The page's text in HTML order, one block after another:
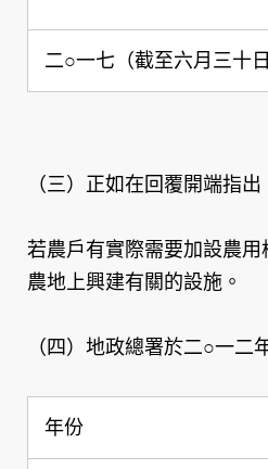
二○一七（截至六月三十日
（三）正如在回覆開端指
若農戶有實際需要加設農
農地上興建有關的設施。
（四）地政總署於二○一
年份